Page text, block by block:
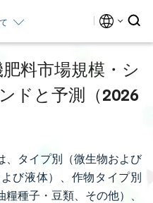
料市場規模・シ
ドと予測（2026
、タイプ別（微生物および
び液体）、作物タイプ別
糧種子・豆類、その他）、